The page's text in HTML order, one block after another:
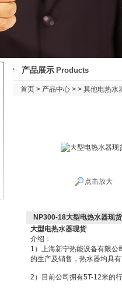
产品展示 Products
首页 > 产品中心 > > 其他电热水
点击放大
NP300-18大型电热水器现货
大型电热水器现货
介绍：
1）上海新宁热能设备有限
的生产及销售，热水器均具
2）目前公司拥有5T-12米的